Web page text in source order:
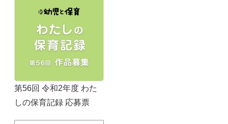
第56回 令和2年度 わた
しの保育記録 応募票